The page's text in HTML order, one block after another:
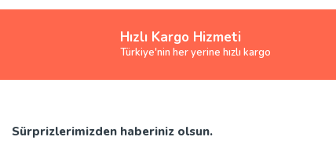
Bu ürüne benzer farklı alternatifler olmalı.
Hızlı Kargo Hizmeti
Türkiye'nin her yerine hızlı kargo
Sürprizlerimizden haberiniz olsun.